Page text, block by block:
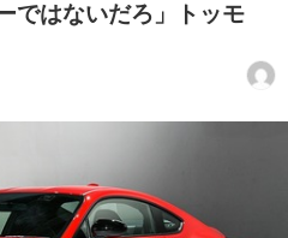
ではないだろ」トッモ